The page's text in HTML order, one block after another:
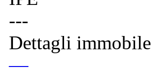
---
Dettagli immobile